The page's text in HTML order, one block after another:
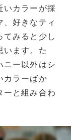
いカラーが採
、好きなティ
てみると少し
います。た
ニー以外はシ
カラーばか
ーと組み合わ